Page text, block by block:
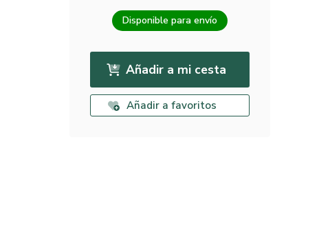
Disponible para envío
Añadir a mi cesta
Añadir a favoritos